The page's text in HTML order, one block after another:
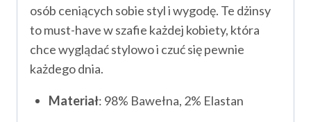
osób ceniących sobie styl i wygodę. Te dżinsy
to must-have w szafie każdej kobiety, która
chce wyglądać stylowo i czuć się pewnie
każdego dnia.
Materiał: 98% Bawełna, 2% Elastan